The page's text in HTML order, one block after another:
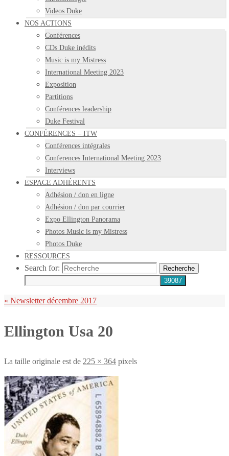
Videos Duke
NOS ACTIONS
Conférences
CDs Duke inédits
Music is my Mistress
International Meeting 2023
Exposition
Partitions
Conférences leadership
Duke Festival
CONFÉRENCES – ITW
Conférences intégrales
Conferences International Meeting 2023
Interviews
ESPACE ADHÉRENTS
Adhésion / don en ligne
Adhésion / don par courrier
Expo Ellington Panorama
Photos Music is my Mistress
Photos Duke
RESSOURCES
Search for: Recherche
« Newsletter décembre 2017
Ellington Usa 20
La taille originale est de 225 × 364 pixels